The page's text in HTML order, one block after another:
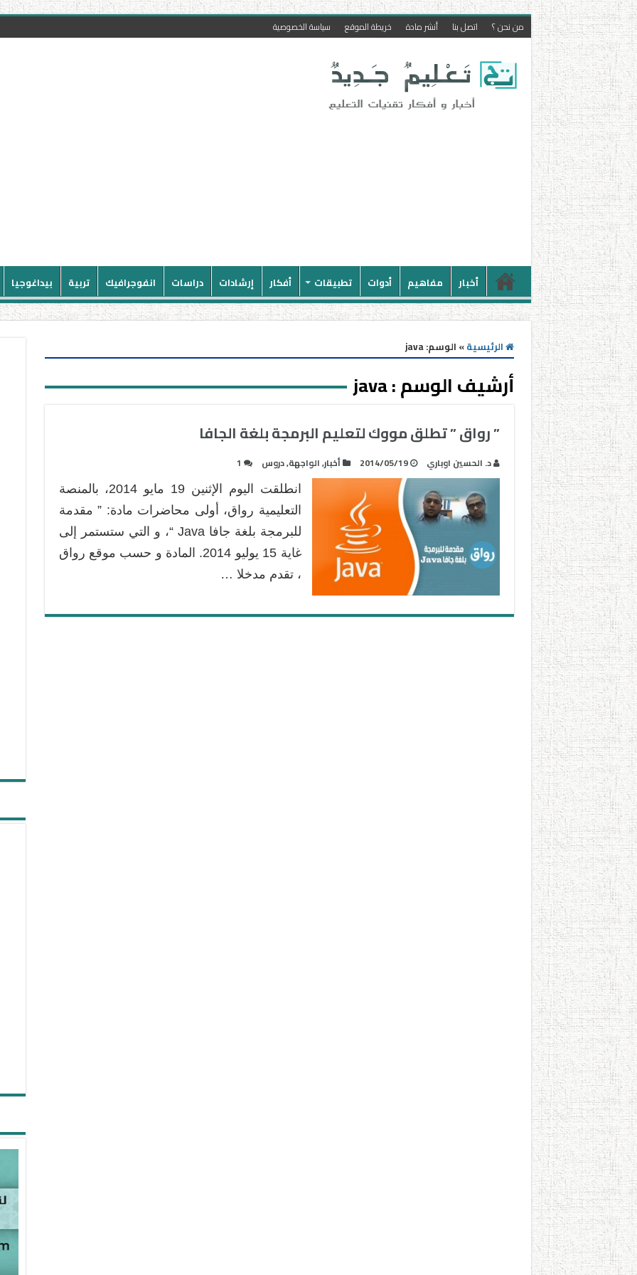
من نحن ؟ اتصل بنا أنشر مادة خريطة الموقع سياسة الخصوصية
أخبار مفاهيم أدوات تطبيقات أفكار إرشادات دراسات انفوجرافيك تربية بيداغوجيا
الرئيسية» الوسم:java
أرشيف الوسم :java
” رواق ” تطلق مووك لتعليم البرمجة بلغة الجافا
د. الحسين اوباري 2014/05/19 أخبار,الواجهة,دروس 1
انطلقت اليوم الإثنين 19 مايو 2014، بالمنصة
التعليمية رواق، أولى محاضرات مادة: ” مقدمة
للبرمجة بلغة جافا Java “، و التي ستستمر إلى
غاية 15 يوليو 2014. المادة و حسب موقع رواق
، تقدم مدخلا …